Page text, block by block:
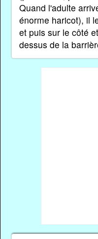
Quand l'adulte
énorme haricot), il
et puis sur le côté
dessus de la